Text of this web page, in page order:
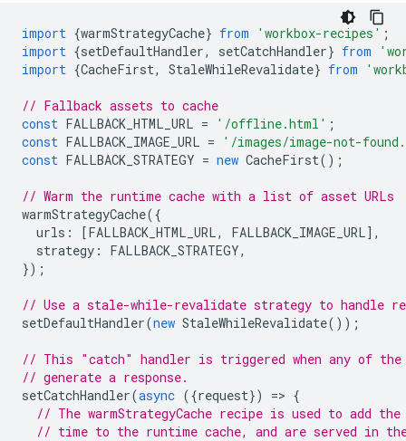
import {warmStrategyCache} from 'workbox-recipes' ;
import {setDefaultHandler, setCatchHandler} from
import {CacheFirst, StaleWhileRevalidate} from
// Fallback assets to cache
const FALLBACK_HTML_URL = '/offline.html' ;
const FALLBACK_IMAGE_URL =
'/images/image-not-
const FALLBACK_STRATEGY = new CacheFirst();
// Warm the runtime cache with a list of asset URLs
warmStrategyCache({
urls : [FALLBACK_HTML_URL, FALLBACK_IMAGE_URL],
strategy : FALLBACK_STRATEGY,
});
// Use a stale-while-revalidate strategy to handle
setDefaultHandler(new StaleWhileRevalidate());
// This "catch" handler is triggered when any of
// generate a response.
setCatchHandler(async ({request}) => {
// The warmStrategyCache recipe is used to add
// time to the runtime cache, and are served in